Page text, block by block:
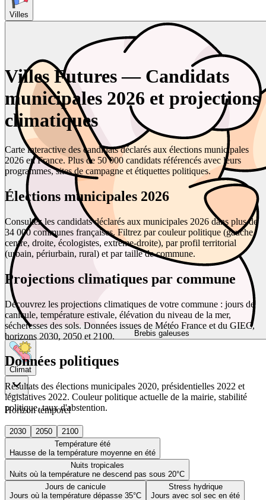
Villes
Brebis galeuses
Climat
Horizon temporel
2030 2050
2100
Température été
Hausse de la température moyenne en été
Nuits tropicales
Nuits où la température ne descend pas sous 20°C
Jours de canicule
Jours où la température dépasse 35°C
Stress hydrique
Jours avec sol sec en été
Villes Futures — Candidats
municipales 2026 et projections
climatiques
Carte interactive des candidats déclarés aux élections municipales
2026 en France. Plus de 50 000 candidats référencés avec leurs
programmes, sites de campagne et étiquettes politiques.
Élections municipales 2026
Consultez les candidats déclarés aux municipales 2026 dans plus de
34 000 communes françaises. Filtrez par couleur politique (gauche,
centre, droite, écologistes, extrême-droite), par profil territorial
(urbain, périurbain, rural) et par taille de commune.
Projections climatiques par commune
Découvrez les projections climatiques de votre commune : jours de
canicule, température estivale, élévation du niveau de la mer,
sécheresses des sols. Données issues de Météo France et du GIEC,
horizons 2030, 2050 et 2100.
Données politiques
Résultats des élections municipales 2020, présidentielles 2022 et
législatives 2022. Couleur politique actuelle de la mairie, stabilité
politique, taux d'abstention.